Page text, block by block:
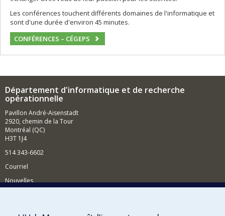
Les conférences touchent différents domaines de l'informatique et
sont d'une durée d'environ 45 minutes.
CONFÉRENCES – CÉGEPS
Département d'informatique et de recherche
opérationnelle
Pavillon André-Aisenstadt
2920, chemin de la Tour
Montréal (QC)
H3T 1J4
514 343-6602
Courriel
Nouvelles
Comment soutenir le Département?